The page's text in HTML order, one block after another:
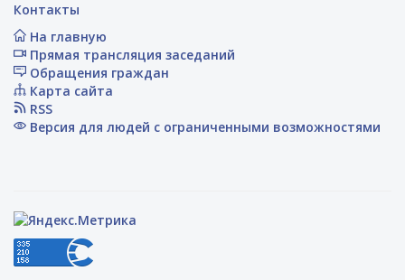
Контакты
На главную
Прямая трансляция заседаний
Обращения граждан
Карта сайта
RSS
Версия для людей с ограниченными возможностями